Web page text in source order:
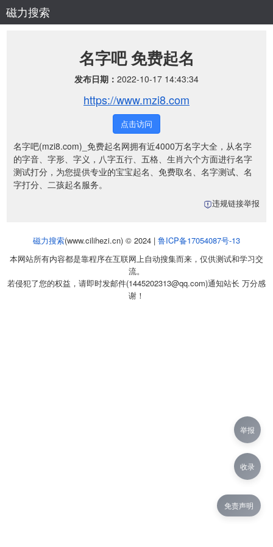
磁力搜索
名字吧 免费起名
发布日期： 2022-10-17 14:43:34
https://www.mzi8.com
点击访问
名字吧(mzi8.com)_免费起名网拥有近4000万名字大全，从名字
的字音、字形、字义，八字五行、五格、生肖六个方面进行名字
测试打分，为您提供专业的宝宝起名、免费取名、名字测试、名
字打分、二孩起名服务。
违规链接举报
磁力搜索(www.cilihezi.cn) © 2024 | 鲁ICP备17054087号-13
本网站所有内容都是靠程序在互联网上自动搜集而来，仅供测试和学习交
流。
若侵犯了您的权益，请即时发邮件(1445202313@qq.com)通知站长 万分感
谢！
免责声明
举报
收录